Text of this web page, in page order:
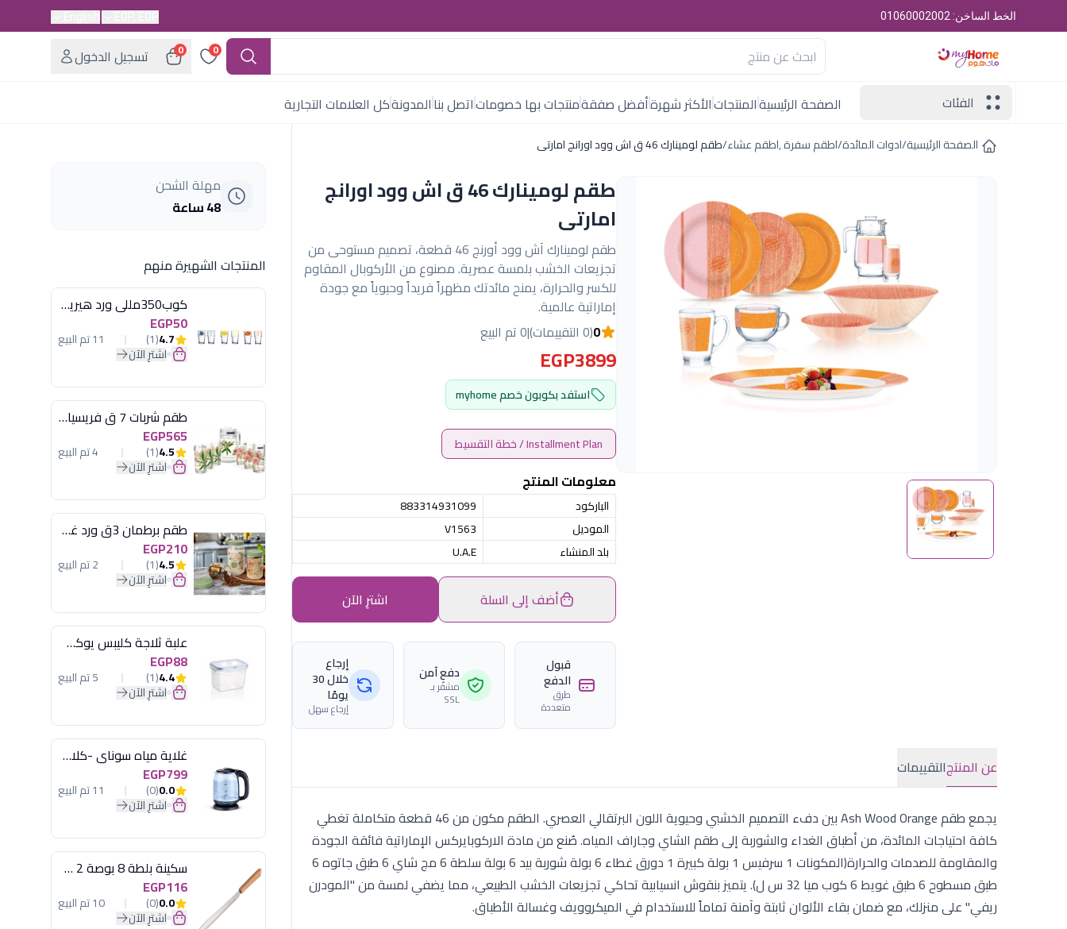
الخط الساخن: 01060002002
0
0
تسجيل الدخول
الفئات
الصفحة الرئيسيةالمنتجاتالأكثر شهرةأفضل صفقةمنتجات بها خصوماتاتصل بناالمدونةكل العلامات التجارية
الصفحة الرئيسية/ادوات المائدة/اطقم سفرة ,اطقم عشاء/طقم لومينارك 46 ق اش وود اورانج امارتى
طقم لومينارك 46 ق اش وود اورانج
امارتى
طقم لومينارك آش وود أورنج 46 قطعة، تصميم مستوحى من
تجزيعات الخشب بلمسة عصرية. مصنوع من الأركوبال المقاوم
للكسر والحرارة، يمنح مائدتك مظهراً فريداً وحيوياً مع جودة
إماراتية عالمية.
0(0 التقييمات) |0 تم البيع
EGP3899
استفد بكوبون خصم myhome
Installment Plan / خطة التقسيط
معلومات المنتج
الباركود
883314931099
الموديل
V1563
بلد المنشاء
U.A.E
أضف إلى السلة اشترِ الآن
قبول
الدفع
طرق
متعددة
دفع آمن
مشفّر بـ
SSL
إرجاع
خلال 30
يومًا
إرجاع سهل
عن المنتجالتقييمات
يجمع طقم Ash Wood Orange بين دفء التصميم الخشبي وحيوية اللون البرتقالي العصري. الطقم مكون من 46 قطعة متكاملة تغطي
كافة احتياجات المائدة، من أطباق الغداء والشوربة إلى طقم الشاي وجاراف المياه. صُنع من مادة الاركوبايركس الإماراتية فائقة الجودة
والمقاومة للصدمات والحرارة(المكونات 1 سرفيس 1 بولة كبيرة 1 دورق غطاء 6 بولة شوربة بيد 6 بولة سلطة 6 مج شاي 6 طبق جاتوه 6
طبق مسطوح 6 طبق غويط 6 كوب ميا 32 س ل). يتميز بنقوش انسيابية تحاكي تجزيعات الخشب الطبيعي، مما يضفي لمسة من "المودرن
ريفي" على منزلك، مع ضمان بقاء الألوان ثابتة وآمنة تماماً للاستخدام في الميكروويف وغسالة الأطباق.
مهلة الشحن
48 ساعة
المنتجات الشهيرة منهم
كوب350مللى ورد هيريفين
EGP50
4.7
(1) 11 تم البيع
اشترِ الآن
طقم شربات 7 ق فريسيا لومينارك
EGP565
4.5
(1) 4 تم البيع
اشترِ الآن
طقم برطمان 3ق ورد غطاء مينت جرين هيريفين
EGP210
4.5
(1) 2 تم البيع
اشترِ الآن
علبة ثلاجة كليبس يوكسان
EGP88
4.4
(1) 5 تم البيع
اشترِ الآن
غلاية مياه سوناي -كلاسيك 2200 وات، 1.7 لتر زجاج اضائة ليد - MAR-3752
EGP799
0.0
(0) 11 تم البيع
اشترِ الآن
سكينة بلطة 8 بوصة 2 مسمار
EGP116
0.0
(0) 10 تم البيع
اشترِ الآن